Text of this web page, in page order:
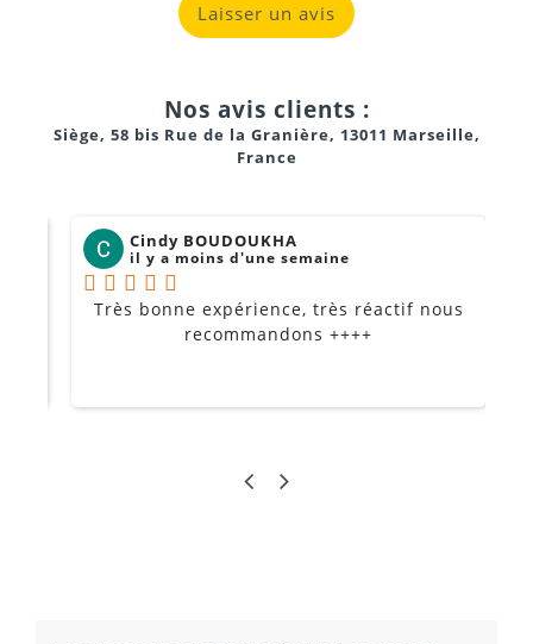
Laisser un avis
Nos avis clients :
Siège, 58 bis Rue de la Granière, 13011 Marseille,
France
Cindy BOUDOUKHA
il y a moins d'une semaine
Très bonne expérience, très réactif nous
recommandons ++++